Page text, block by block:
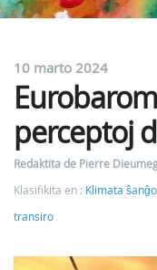
10 marto 2024
perceptoj
Redaktita de Pierre
Klasifikita en : Klimata ŝanĝo
transiro